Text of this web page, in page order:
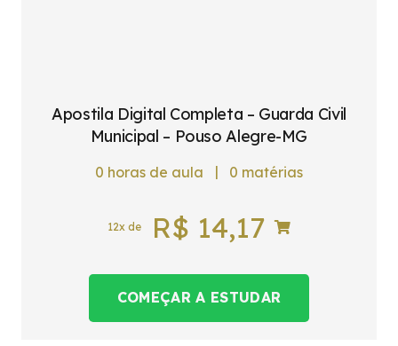
Apostila Digital Completa – Guarda Civil
Municipal – Pouso Alegre-MG
0 horas de aula | 0 matérias
12x de R$ 14,17
COMEÇAR A ESTUDAR